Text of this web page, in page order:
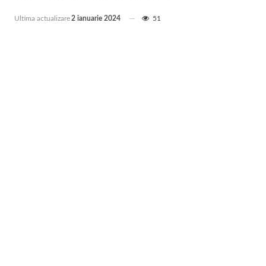
Ultima actualizare2 ianuarie 2024 51